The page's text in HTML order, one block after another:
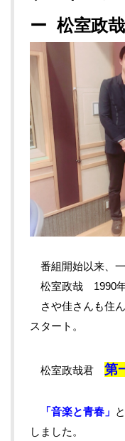
ー 松室政哉
番組開始以来、一
松室政哉 1990年
さや佳さんも住
スタート。
松室政哉君 第
「音楽と青春」
しました。